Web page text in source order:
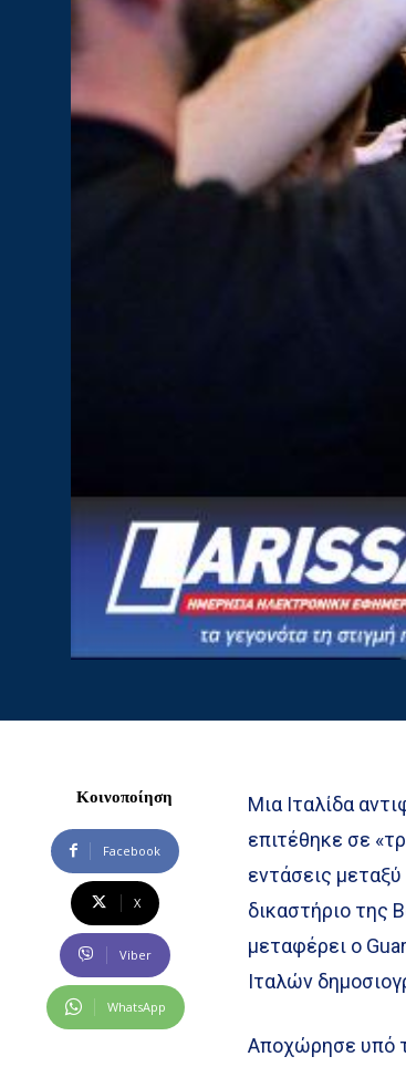
Κοινοποίηση
Facebook
X
Viber
WhatsApp
Μια Ιταλίδα
επιτέθηκε σε
εντάσεις
δικαστήριο της
μεταφέρει ο
Ιταλών
Αποχώρησε υπό